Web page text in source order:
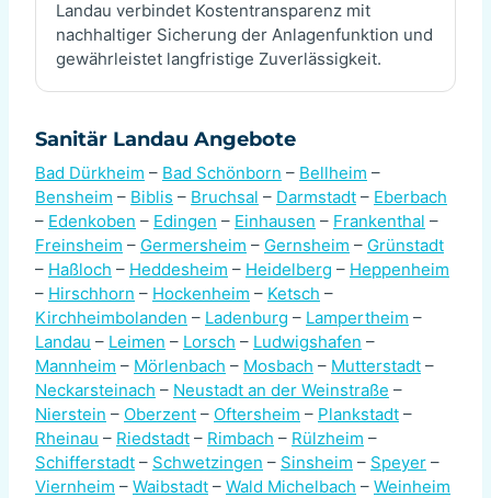
Landau verbindet Kostentransparenz mit
nachhaltiger Sicherung der Anlagenfunktion und
gewährleistet langfristige Zuverlässigkeit.
Sanitär Landau Angebote
Bad Dürkheim – Bad Schönborn – Bellheim –
Bensheim – Biblis – Bruchsal – Darmstadt – Eberbach
– Edenkoben – Edingen – Einhausen – Frankenthal –
Freinsheim – Germersheim – Gernsheim – Grünstadt
– Haßloch – Heddesheim – Heidelberg – Heppenheim
– Hirschhorn – Hockenheim – Ketsch –
Kirchheimbolanden – Ladenburg – Lampertheim –
Landau – Leimen – Lorsch – Ludwigshafen –
Mannheim – Mörlenbach – Mosbach – Mutterstadt –
Neckarsteinach – Neustadt an der Weinstraße –
Nierstein – Oberzent – Oftersheim – Plankstadt –
Rheinau – Riedstadt – Rimbach – Rülzheim –
Schifferstadt – Schwetzingen – Sinsheim – Speyer –
Viernheim – Waibstadt – Wald Michelbach – Weinheim